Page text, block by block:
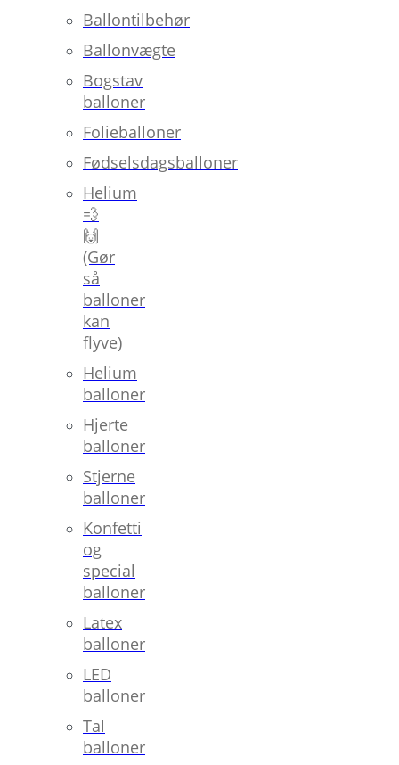
Ballontilbehør
Ballonvægte
Bogstav
balloner
Folieballoner
Fødselsdagsballoner
Helium
💨
🙌
(Gør
så
balloner
kan
flyve)
Helium
balloner
Hjerte
balloner
Stjerne
balloner
Konfetti
og
special
balloner
Latex
balloner
LED
balloner
Tal
balloner